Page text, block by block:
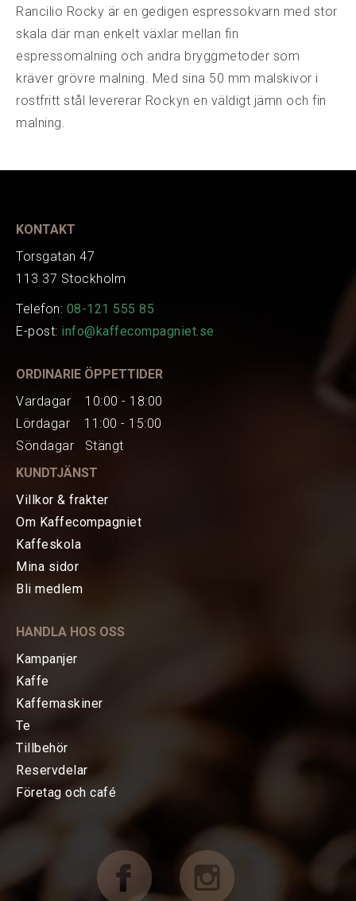
HEM
TE
KAFFEMASKINER
Espressomaskiner
Rancilio Rocky är en gedigen espressokvarn med stor
skala där man enkelt växlar mellan fin
espressomalning och andra bryggmetoder som
kräver grövre malning. Med sina 50 mm malskivor i
rostfritt stål levererar Rockyn en väldigt jämn och fin
malning.
KONTAKT
Torsgatan 47
113 37 Stockholm
Telefon: 08-121 555 85
E-post: info@kaffecompagniet.se
ORDINARIE ÖPPETTIDER
Vardagar 10:00 - 18:00
Lördagar 11:00 - 15:00
Söndagar Stängt
KUNDTJÄNST
Villkor & frakter
Om Kaffecompagniet
Kaffeskola
Mina sidor
Bli medlem
HANDLA HOS OSS
Kampanjer
Kaffe
Kaffemaskiner
Te
Tillbehör
Reservdelar
Företag och café